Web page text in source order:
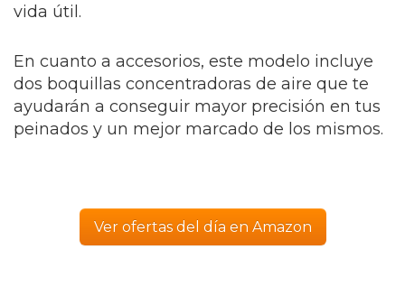
vida útil.
En cuanto a accesorios, este modelo incluye
dos boquillas concentradoras de aire que te
ayudarán a conseguir mayor precisión en tus
peinados y un mejor marcado de los mismos.
Ver ofertas del día en Amazon